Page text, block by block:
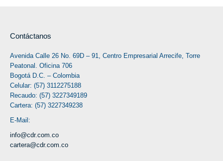
Contáctanos
Avenida Calle 26 No. 69D – 91, Centro Empresarial Arrecife, Torre
Peatonal. Oficina 706
Bogotá D.C. – Colombia
Celular: (57) 3112275188
Recaudo: (57) 3227349189
Cartera: (57) 3227349238
E-Mail:
info@cdr.com.co
cartera@cdr.com.co